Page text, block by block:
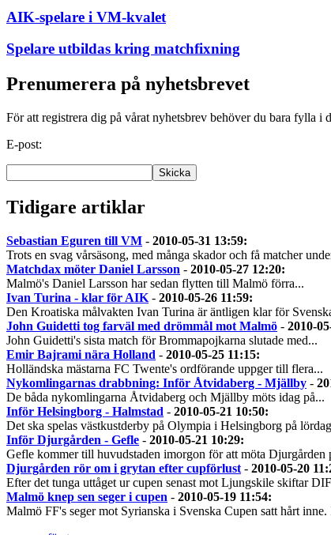
AIK-spelare i VM-kvalet
Spelare utbildas kring matchfixning
Prenumerera på nyhetsbrevet
För att registrera dig på vårat nyhetsbrev behöver du bara fylla i
E-post:
Tidigare artiklar
Sebastian Eguren till VM - 2010-05-31 13:59:
Trots en svag vårsäsong, med många skador och få matcher
Matchdax möter Daniel Larsson - 2010-05-27 12:20:
Malmö's Daniel Larsson har sedan flytten till Malmö förra...
Ivan Turina - klar för AIK - 2010-05-26 11:59:
Den Kroatiska målvakten Ivan Turina är äntligen klar för
John Guidetti tog farväl med drömmål mot Malmö - 2010-
John Guidetti's sista match för Brommapojkarna slutade med...
Emir Bajrami nära Holland - 2010-05-25 11:15:
Holländska mästarna FC Twente's ordförande uppger till flera...
Nykomlingarnas drabbning: Inför Åtvidaberg - Mjällby -
De båda nykomlingarna Åtvidaberg och Mjällby möts idag på...
Inför Helsingborg - Halmstad - 2010-05-21 10:50:
Det ska spelas västkustderby på Olympia i Helsingborg på
Inför Djurgården - Gefle - 2010-05-21 10:29:
Gefle kommer till huvudstaden imorgon för att möta Djurgården
Djurgården rör om i grytan efter cupförlust - 2010-05-20
Efter det tunga uttåget ur cupen senast mot Ljungskile skiftar
Malmö knep sen seger i cupen - 2010-05-19 11:54:
Malmö FF's seger mot Syrianska i Svenska Cupen satt hårt inne.